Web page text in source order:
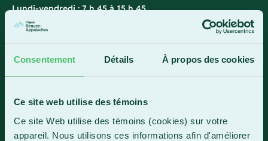
Consentement Détails À propos des cookies
Ce site web utilise des témoins
Ce site Web utilise des témoins (cookies) sur votre
appareil. Nous utilisons ces informations afin d'améliorer
Lundi-vendredi : 7 h 45 à 15 h 45
418 228-8896
Sainte-Marie
1150, boul. Vachon Nord
Sainte-Marie (Québec) G6E 0R1